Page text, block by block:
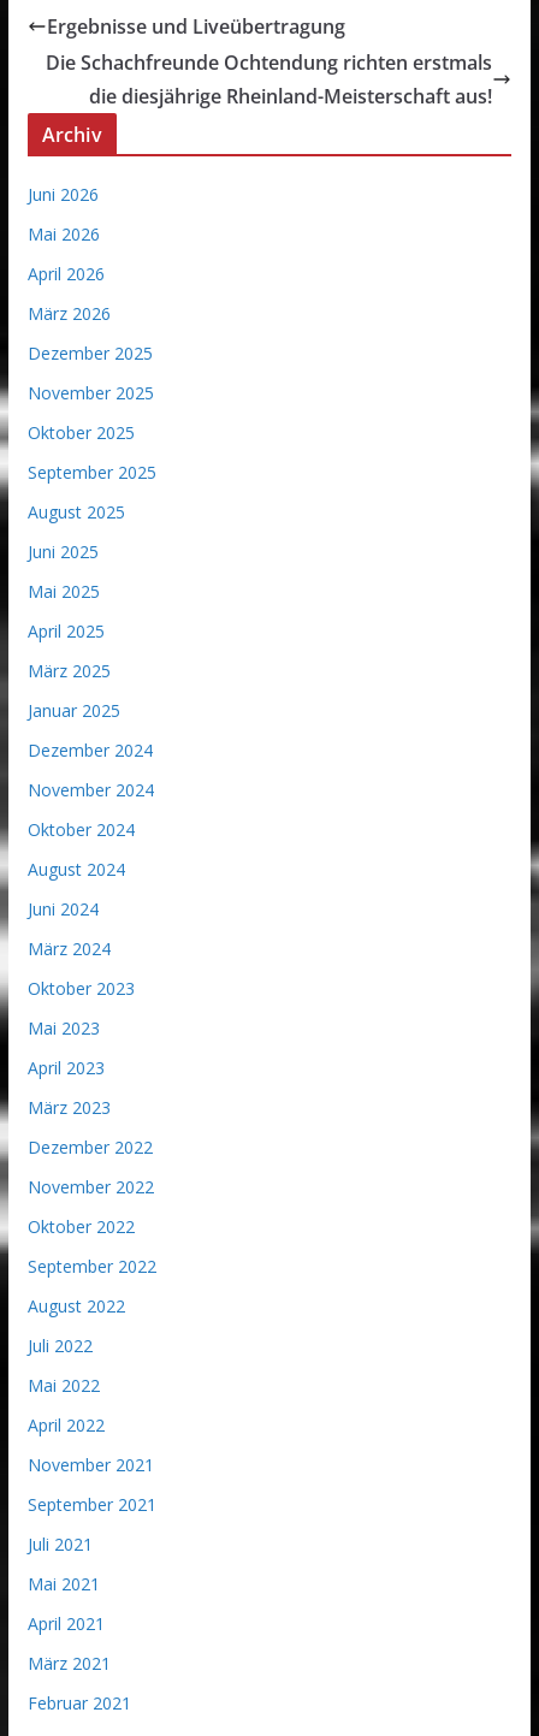
Ergebnisse und Liveübertragung
Die Schachfreunde Ochtendung richten erstmals
die diesjährige Rheinland-Meisterschaft aus!
Archiv
Juni 2026
Mai 2026
April 2026
März 2026
Dezember 2025
November 2025
Oktober 2025
September 2025
August 2025
Juni 2025
Mai 2025
April 2025
März 2025
Januar 2025
Dezember 2024
November 2024
Oktober 2024
August 2024
Juni 2024
März 2024
Oktober 2023
Mai 2023
April 2023
März 2023
Dezember 2022
November 2022
Oktober 2022
September 2022
August 2022
Juli 2022
Mai 2022
April 2022
November 2021
September 2021
Juli 2021
Mai 2021
April 2021
März 2021
Februar 2021